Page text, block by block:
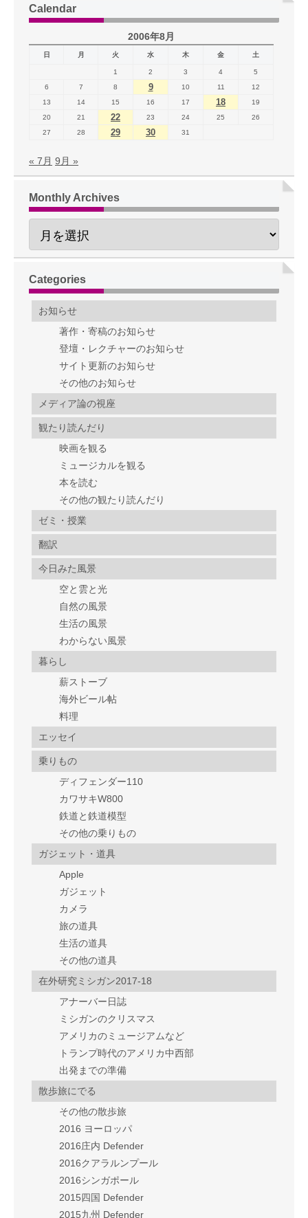
Calendar
2006年8月
日 月 火 水 木 金 土
1 2 3 4
5
6
7 8 9 10 11
12
13
14 15 16 17 18
19
20
21 22 23 24 25
26
27
28 29 30 31
« 7月 9月 »
Monthly Archives
Categories
お知らせ
著作・寄稿のお知らせ
登壇・レクチャーのお知らせ
サイト更新のお知らせ
その他のお知らせ
メディア論の視座
観たり読んだり
映画を観る
ミュージカルを観る
本を読む
その他の観たり読んだり
ゼミ・授業
翻訳
今日みた風景
空と雲と光
自然の風景
生活の風景
わからない風景
暮らし
薪ストーブ
海外ビール帖
料理
エッセイ
乗りもの
ディフェンダー110
カワサキW800
鉄道と鉄道模型
その他の乗りもの
ガジェット・道具
Apple
ガジェット
カメラ
旅の道具
生活の道具
その他の道具
在外研究ミシガン2017-18
アナーバー日誌
ミシガンのクリスマス
アメリカのミュージアムなど
トランプ時代のアメリカ中西部
出発までの準備
散歩旅にでる
その他の散歩旅
2016 ヨーロッパ
2016庄内 Defender
2016クアラルンプール
2016シンガポール
2015四国 Defender
2015九州 Defender